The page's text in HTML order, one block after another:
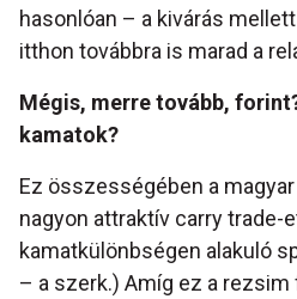
hasonlóan – a kivárás
itthon továbbra is marad a
Mégis, merre tovább,
kamatok?
Ez összességében a
nagyon attraktív carry trade-
kamatkülönbségen alakuló
– a szerk.) Amíg ez a rezsim